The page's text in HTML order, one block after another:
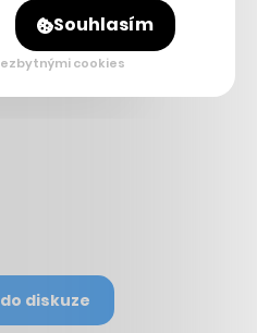
diskuze
Souhlasím
cookies